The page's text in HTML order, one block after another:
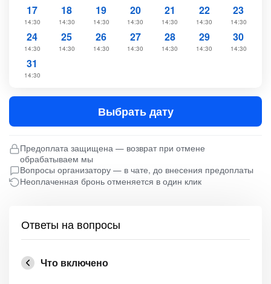
17
14:30
18
14:30
19
14:30
20
14:30
21
14:30
22
14:30
23
14:30
24
14:30
25
14:30
26
14:30
27
14:30
28
14:30
29
14:30
30
14:30
31
14:30
Выбрать дату
Предоплата защищена — возврат при отмене
обрабатываем мы
Вопросы организатору — в чате, до внесения предоплаты
Неоплаченная бронь отменяется в один клик
Ответы на вопросы
Что включено